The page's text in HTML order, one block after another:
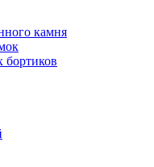
камня
бортиков